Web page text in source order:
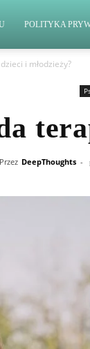
POLITYKA
i młodzieży?
Przez DeepThoughts -